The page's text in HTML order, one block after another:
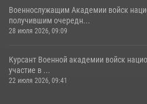
Военнослужащим Академии войск
получившим очередн...
28 июля 2026, 09:09
Курсант Военной академии войск
участие в ...
22 июля 2026, 09:41